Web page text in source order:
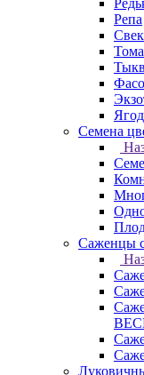
Репа
Семена
Саженцы